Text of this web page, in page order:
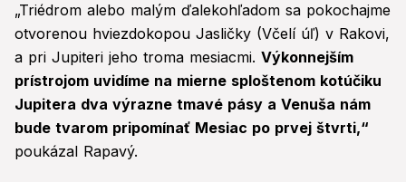
„Triédrom alebo malým ďalekohľadom sa pokochajme
otvorenou hviezdokopou Jasličky (Včelí úľ) v Rakovi,
a pri Jupiteri jeho troma mesiacmi. Výkonnejším
prístrojom uvidíme na mierne sploštenom kotúčiku
Jupitera dva výrazne tmavé pásy a Venuša nám
bude tvarom pripomínať Mesiac po prvej štvrti,“
poukázal Rapavý.